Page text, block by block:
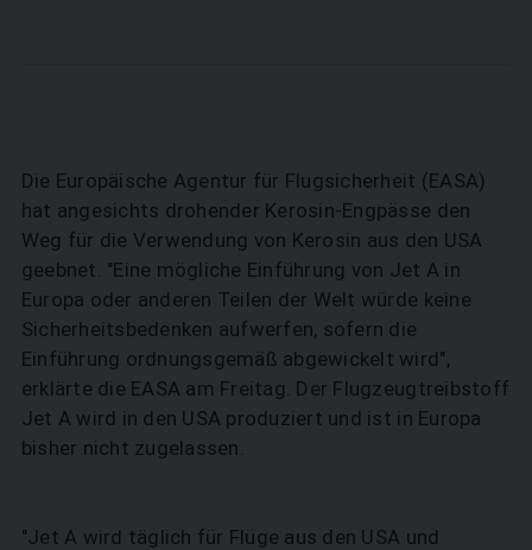
Die Europäische Agentur für Flugsicherheit (EASA)
hat angesichts drohender Kerosin-Engpässe den
Weg für die Verwendung von Kerosin aus den USA
geebnet. "Eine mögliche Einführung von Jet A in
Europa oder anderen Teilen der Welt würde keine
Sicherheitsbedenken aufwerfen, sofern die
Einführung ordnungsgemäß abgewickelt wird",
erklärte die EASA am Freitag. Der Flugzeugtreibstoff
Jet A wird in den USA produziert und ist in Europa
bisher nicht zugelassen.
"Jet A wird täglich für Flüge aus den USA und